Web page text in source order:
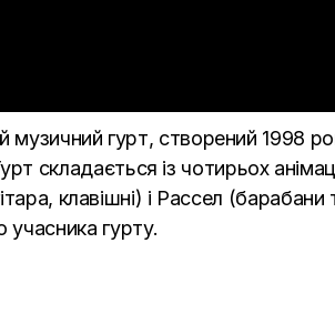
музичний гурт, створений 1998
складається із чотирьох
клавішні) і Рассел
гурту.